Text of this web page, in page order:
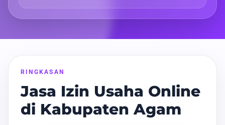
RINGKASAN
Jasa Izin Usaha Online
di Kabupaten Agam